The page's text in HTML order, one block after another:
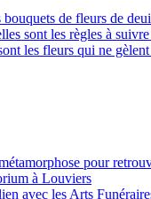
de fleurs de
sont les règles à
les fleurs qui ne gèlent
pour
à Louviers
avec les Arts